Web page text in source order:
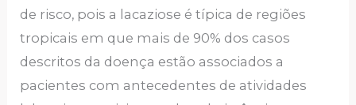
de risco, pois a lacaziose é típica de regiões
tropicais em que mais de 90% dos casos
descritos da doença estão associados a
pacientes com antecedentes de atividades